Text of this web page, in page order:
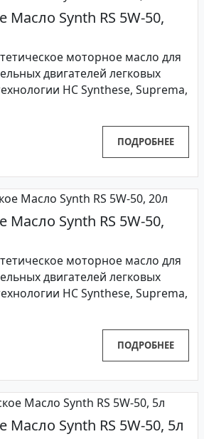
Масло Synth RS 5W-50,
моторное масло для
двигателей легковых
HC Synthese, Suprema,
ПОДРОБНЕЕ
Масло Synth RS 5W-50,
моторное масло для
двигателей легковых
HC Synthese, Suprema,
ПОДРОБНЕЕ
Масло Synth RS 5W-50, 5л